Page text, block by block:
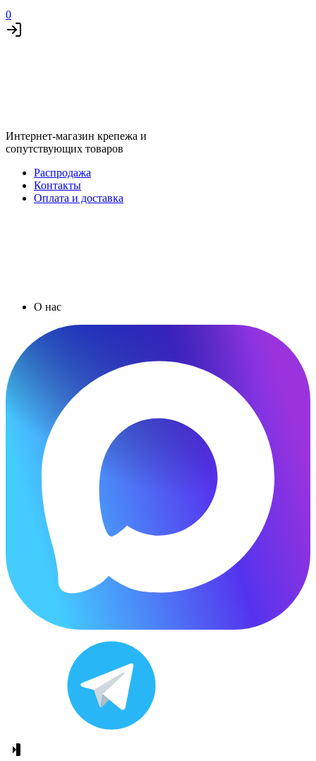
0
Интернет-магазин крепежа и
сопутствующих товаров
Распродажа
Контакты
Оплата и доставка
О нас